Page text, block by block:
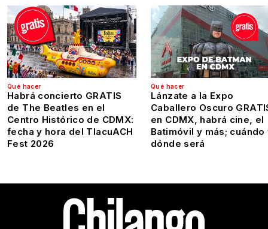
Qué hacer
Habrá concierto GRATIS
de The Beatles en el
Centro Histórico de CDMX:
fecha y hora del TlacuACH
Fest 2026
Qué hacer
Lánzate a la Expo
Caballero Oscuro
en CDMX, habrá cine, el
Batimóvil y más; cuándo
dónde será